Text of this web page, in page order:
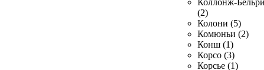
Коллонж-
(2)
Колони (5)
Комюньи (2)
Конш (1)
Корсо (3)
Корсье (1)